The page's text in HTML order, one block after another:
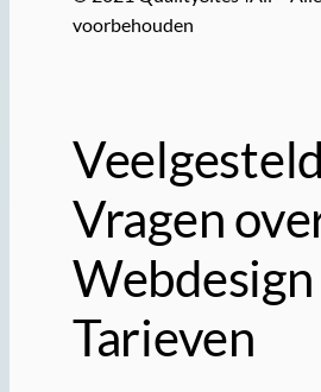
voorbehouden
Vragen
Webdesign
Tarieven